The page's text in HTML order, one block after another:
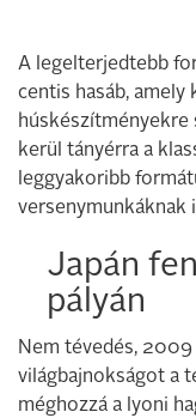
A legelterjedtebb
centis hasáb, amely
húskészítményekre
kerül tányérra a
leggyakoribb
versenymunkáknak
Japán
pályán
Nem tévedés,
világbajnokságot a
méghozzá a lyoni